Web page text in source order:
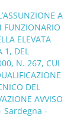
A
FUNZIONARIO
ELEVATA
1, DEL
N. 267, CUI
DEL
AVVISO
Sardegna -